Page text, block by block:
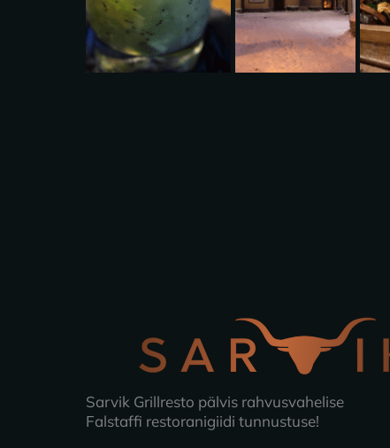
Sarvik Grillresto pälvis rahvusvahelise
Falstaffi restoranigiidi tunnustuse!